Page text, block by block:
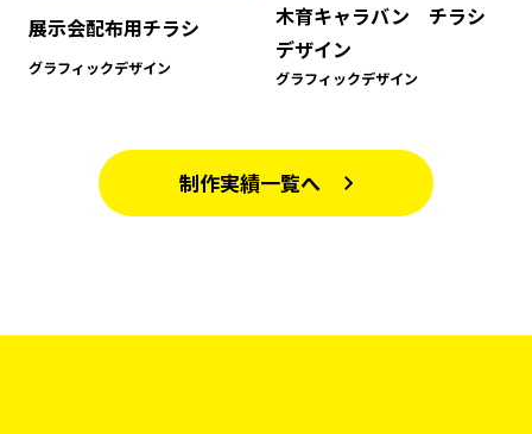
展示会配布用チラシ
グラフィックデザイン
木育キャラバン チラシ
デザイン
グラフィックデザイン
制作実績一覧へ